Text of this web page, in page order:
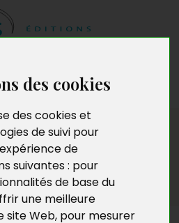
des cookies
des cookies et
de suivi pour
de
suivantes : pour
de base du
une meilleure
site Web, pour mesurer